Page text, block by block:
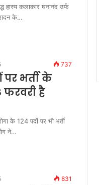
हास्य कलाकार घनानंद उर्फ
के…
737
भर्ती के
है
के 124 पदों पर भी भर्ती
ने…
831